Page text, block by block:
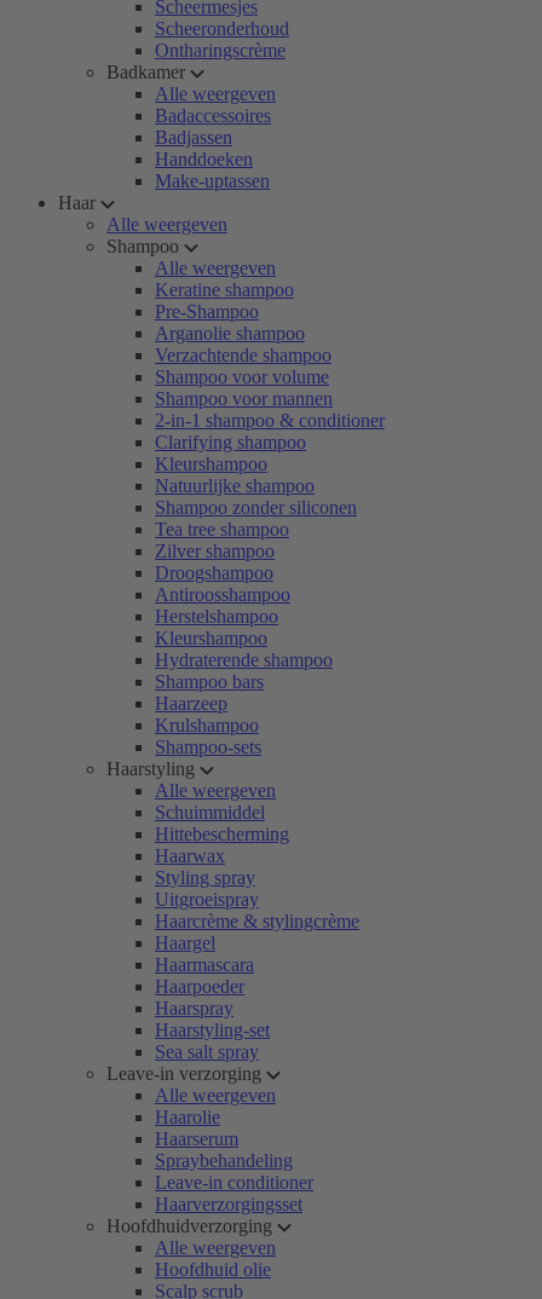
Scheermesjes
Scheeronderhoud
Ontharingscrème
Badkamer
Alle weergeven
Badaccessoires
Badjassen
Handdoeken
Make-uptassen
Haar
Alle weergeven
Shampoo
Alle weergeven
Keratine shampoo
Pre-Shampoo
Arganolie shampoo
Verzachtende shampoo
Shampoo voor volume
Shampoo voor mannen
2-in-1 shampoo & conditioner
Clarifying shampoo
Kleurshampoo
Natuurlijke shampoo
Shampoo zonder siliconen
Tea tree shampoo
Zilver shampoo
Droogshampoo
Antiroosshampoo
Herstelshampoo
Kleurshampoo
Hydraterende shampoo
Shampoo bars
Haarzeep
Krulshampoo
Shampoo-sets
Haarstyling
Alle weergeven
Schuimmiddel
Hittebescherming
Haarwax
Styling spray
Uitgroeispray
Haarcrème & stylingcrème
Haargel
Haarmascara
Haarpoeder
Haarspray
Haarstyling-set
Sea salt spray
Leave-in verzorging
Alle weergeven
Haarolie
Haarserum
Spraybehandeling
Leave-in conditioner
Haarverzorgingsset
Hoofdhuidverzorging
Alle weergeven
Hoofdhuid olie
Scalp scrub